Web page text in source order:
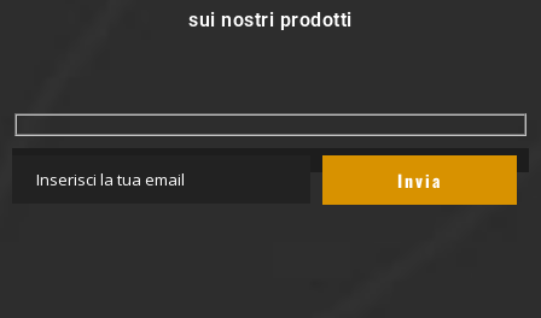
sui nostri prodotti